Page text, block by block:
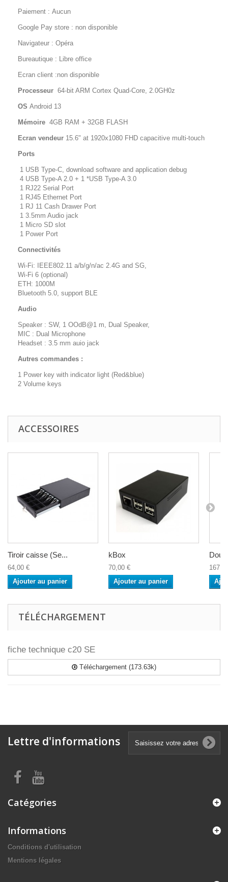
Paiement : Aucun
Google Pay store : non disponible
Navigateur : Opéra
Bureautique : Libre office
Ecran client :non disponible
Processeur 64-bit ARM Cortex Quad-Core, 2.0GH0z
OS Android 13
Mémoire 4GB RAM + 32GB FLASH
Ecran vendeur 15.6" at 1920x1080 FHD capacitive multi-touch
Ports
1 USB Type-C, download software and application debug
4 USB Type-A 2.0 + 1 *USB Type-A 3.0
1 RJ22 Serial Port
1 RJ45 Ethernet Port
1 RJ 11 Cash Drawer Port
1 3.5mm Audio jack
1 Micro SD slot
1 Power Port
Connectivités
Wi-Fi: IEEE802.11 a/b/g/n/ac 2.4G and SG,
Wi-Fi 6 (optional)
ETH: 1000M
Bluetooth 5.0, support BLE
Audio
Speaker : SW, 1 OOdB@1 m, Dual Speaker,
MIC : Dual Microphone
Headset : 3.5 mm auio jack
Autres commandes :
1 Power key with indicator light (Red&blue)
2 Volume keys
ACCESSOIRES
Tiroir caisse (Se...
64,00 €
Ajouter au panier
kBox
70,00 €
Ajouter au panier
TÉLÉCHARGEMENT
fiche technique c20 SE
Téléchargement (173.63k)
Lettre d'informations
Catégories
Informations
Conditions d'utilisation
Mentions légales